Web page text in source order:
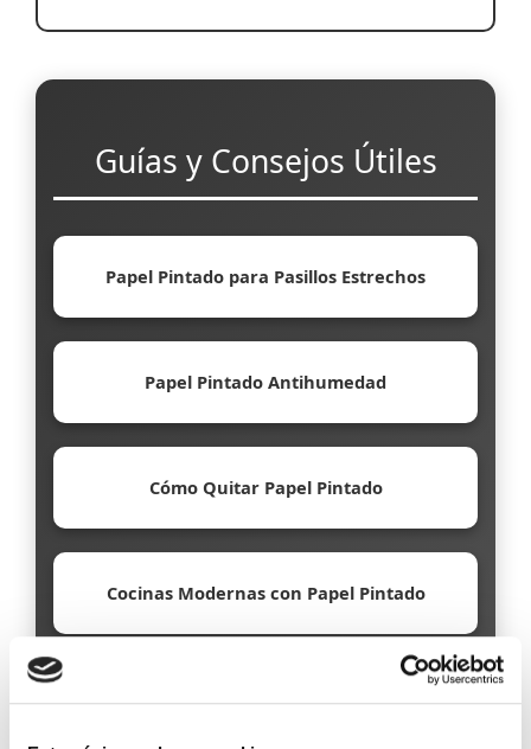
Guías y Consejos Útiles
Papel Pintado para Pasillos Estrechos
Papel Pintado Antihumedad
Cómo Quitar Papel Pintado
Cocinas Modernas con Papel Pintado
Papel Pintado Ecológico